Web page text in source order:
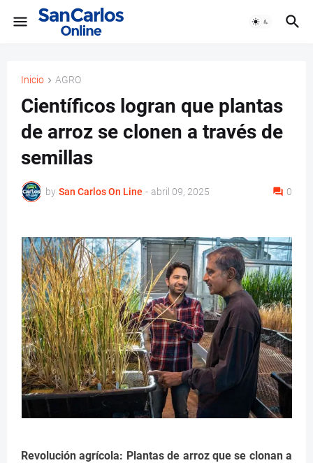
Inicio AGRO
Científicos logran que plantas
de arroz se clonen a través de
semillas
by San Carlos On Line - abril 09, 2025 0
Revolución agrícola: Plantas de arroz que se clonan a